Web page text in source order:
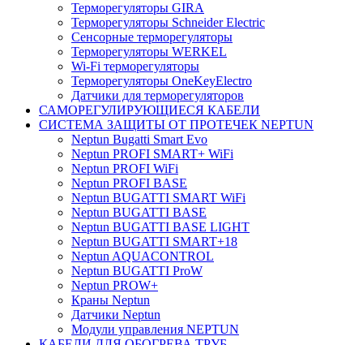
Терморегуляторы GIRA
Терморегуляторы Schneider Electric
Сенсорные терморегуляторы
Терморегуляторы WERKEL
Wi-Fi терморегуляторы
Терморегуляторы OneKeyElectro
Датчики для терморегуляторов
САМОРЕГУЛИРУЮЩИЕСЯ КАБЕЛИ
СИСТЕМА ЗАЩИТЫ ОТ ПРОТЕЧЕК NEPTUN
Neptun Bugatti Smart Evo
Neptun PROFI SMART+ WiFi
Neptun PROFI WiFi
Neptun PROFI BASE
Neptun BUGATTI SMART WiFi
Neptun BUGATTI BASE
Neptun BUGATTI BASE LIGHT
Neptun BUGATTI SMART+18
Neptun AQUACONTROL
Neptun BUGATTI ProW
Neptun PROW+
Краны Neptun
Датчики Neptun
Модули управления NEPTUN